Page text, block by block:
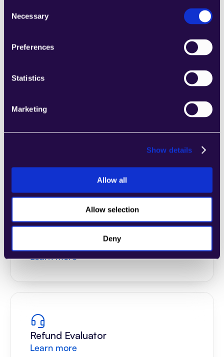
Selection
Necessary
Preferences
Statistics
Marketing
Show details
Allow all
Allow selection
Deny
Learn more
Learn more
General Customer Support
Learn more
Refund Evaluator
Learn more